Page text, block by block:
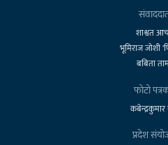
शाश्वत
भूमिराज जोशी
बबिता
फोटो
कबेन्द्रकुमार
प्रदेश